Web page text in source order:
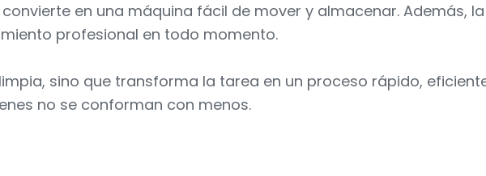
convierte en una máquina fácil de mover y almacenar. Además,
profesional en todo momento.
limpia, sino que transforma la tarea en un proceso rápido,
no se conforman con menos.